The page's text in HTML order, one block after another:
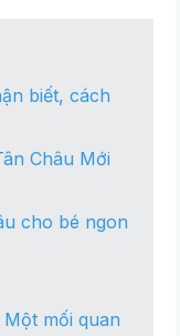
biết, cách
Châu Mới
cho bé ngon
mối quan